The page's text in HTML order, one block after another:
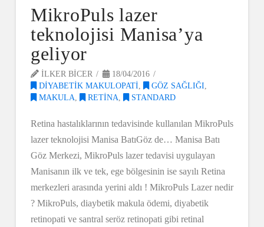
MikroPuls lazer
teknolojisi Manisa’ya
geliyor
ILKER BICER
18/04/2016
DIYABETIK MAKULOPATI
GÖZ SAĞLIĞI
MAKULA
RETINA STANDARD
Retina hastalıklarının tedavisinde kullanılan MikroPuls
lazer teknolojisi Manisa BatıGöz de… Manisa Batı
Göz Merkezi, MikroPuls lazer tedavisi uygulayan
Manisanın ilk ve tek, ege bölgesinin ise sayılı Retina
merkezleri arasında yerini aldı ! MikroPuls Lazer nedir
? MikroPuls, diaybetik makula ödemi, diyabetik
retinopati ve santral seröz retinopati gibi retinal